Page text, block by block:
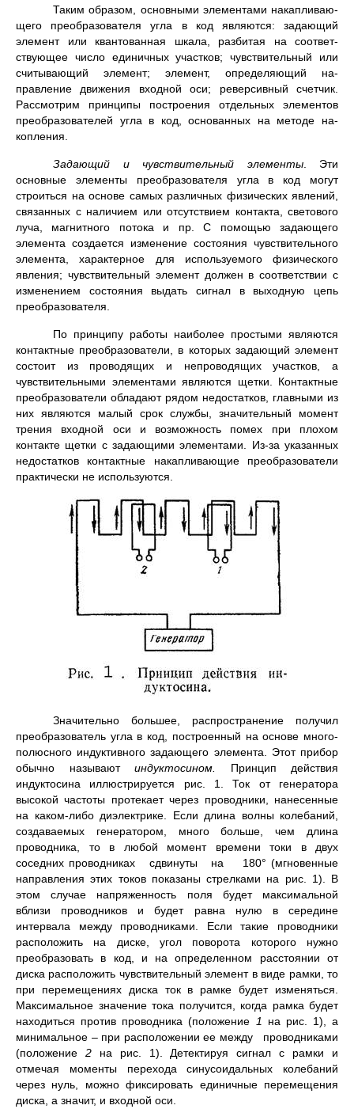
Таким образом, основными элементами накапливаю­
щего преобразователя угла в код являются: задающий
элемент или квантованная шкала, разбитая на соответ­
ствующее число единичных участков; чувствительный или
считывающий элемент; элемент, определяющий на­
правление движения входной оси; реверсивный счетчик.
Рассмотрим принципы построения отдельных элементов
преобразователей угла в код, основанных на методе на­
копления.
Задающий и чувствительный элементы. Эти
основные элементы преобразователя угла в код мо­гут
строиться на основе самых различных физических явлений,
связанных с наличием или отсутствием контак­та, светового
луча, магнитного потока и пр. С помощью задающего
элемента создается изменение состояния чув­ствительного
элемента, характерное для используемого физического
явления; чувствительный элемент должен в соответствии с
изменением состояния выдать сигнал в выходную цепь
преобразователя.
По принципу работы наиболее простыми являются
контактные преобразователи, в которых задающий эле­мент
состоит из проводящих и непроводящих участков, а
чувствительными элементами являются щетки. Контактные
преобразователи обладают рядом недостатков, главными из
них являются малый срок службы, значи­тельный момент
трения входной оси и возможность по­мех при плохом
контакте щетки с задающими элементами. Из-за указанных
недостатков контактные накапливающие преобразователи
практически не ис­пользуются.
Значительно большее, распространение получил
пре­образователь угла в код, построенный на основе много­
полюсного индуктивного задающего элемента. Этот прибор
обычно называют индуктосином. Принцип дей­ствия
индуктосина иллюстрируется рис. 1. Ток от генератора
высокой частоты протекает через проводники, нанесенные
на каком-либо диэлектрике. Если длина волны колебаний,
создаваемых генератором, много боль­ше, чем длина
проводника, то в любой момент времени токи в двух
соседних проводниках сдвинуты на 180° (мгновенные
направления этих токов показаны стрел­ками на рис. 1). В
этом случае напряженность поля будет максимальной
вблизи проводников и будет равна нулю в середине
интервала между проводниками. Если такие проводники
расположить на диске, угол поворо­та которого нужно
преобразовать в код, и на определен­ном расстоянии от
диска расположить чувствитель­ный элемент в виде рам­ки, то
при перемещениях диска ток в рамке будет изменяться.
Максималь­ное значение тока полу­чится, когда рамка будет
находиться против про­водника (положение
1 на рис. 1), а
минималь­ное – при расположении ее между проводниками
(положение 2 на рис. 1). Детектируя сигнал с рамки и
отмечая моменты пе­рехода синусоидальных колебаний
через нуль, можно фиксировать единичные перемещения
диска, а значит, и входной оси.